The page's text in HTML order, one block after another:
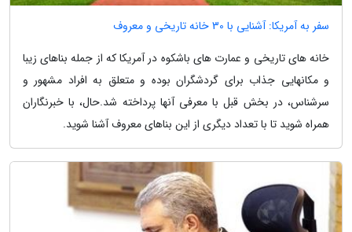
سفر به آمریکا: آشنایی با 30 خانه تاریخی و معروف
خانه های تاریخی و عمارت های باشکوه در آمریکا که از جمله بناهای زیبا
و مکانهایی جذاب برای گردشگران بوده و متعلق به افراد مشهور و
سرشناس، در بخش قبل با معرفی آنها پرداخته شد.حال، با خبرنگاران
همراه شوید تا با تعداد دیگری از این بناهای معروف آشنا شوید.